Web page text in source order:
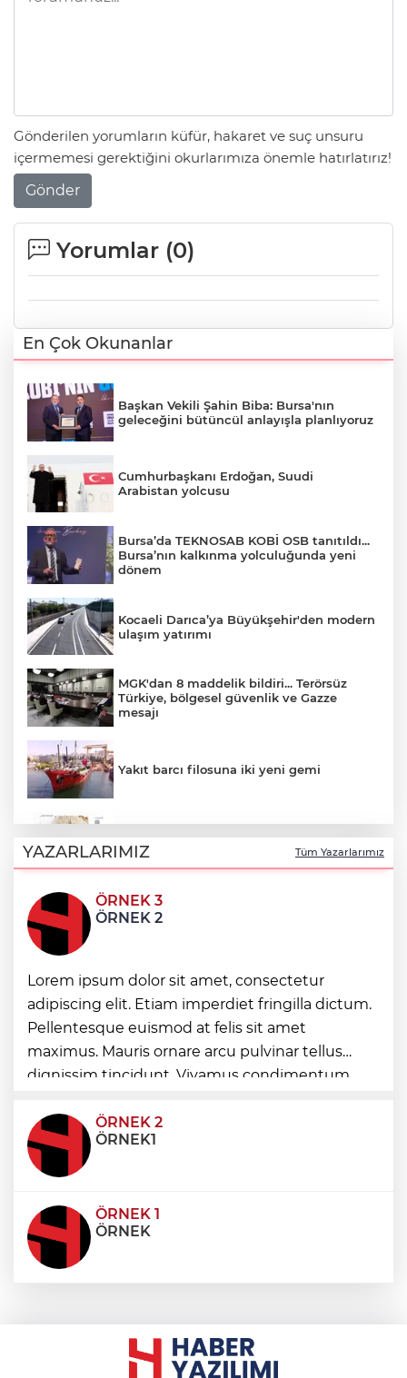
Gönderilen yorumların küfür, hakaret ve suç unsuru
içermemesi gerektiğini okurlarımıza önemle hatırlatırız!
Gönder
Yorumlar (0)
En Çok Okunanlar
Başkan Vekili Şahin Biba: Bursa'nın
geleceğini bütüncül anlayışla planlıyoruz
Cumhurbaşkanı Erdoğan, Suudi
Arabistan yolcusu
Bursa’da TEKNOSAB KOBİ OSB tanıtıldı...
Bursa’nın kalkınma yolculuğunda yeni
dönem
Kocaeli Darıca’ya Büyükşehir'den modern
ulaşım yatırımı
MGK'dan 8 maddelik bildiri... Terörsüz
Türkiye, bölgesel güvenlik ve Gazze
mesajı
Yakıt barcı filosuna iki yeni gemi
tek platformda
Türkiye ile Vietnam arasında 'hava'da
yeni dönem... Sefer kapasitesi artırıldı
Görevden uzaklaştırılan Utku Caner
Çaykara hakkında tahliye kararı
Fındık alım fiyatları açıklandı... Alımlar 24
Ağustos'ta başlıyor
YAZARLARIMIZ Tüm Yazarlarımız
ÖRNEK 3
ÖRNEK 2
Lorem ipsum dolor sit amet, consectetur
adipiscing elit. Etiam imperdiet fringilla dictum.
Pellentesque euismod at felis sit amet
maximus. Mauris ornare arcu pulvinar tellus
dignissim tincidunt. Vivamus condimentum
condimentum eros et, faucibus sapien. Praese
ÖRNEK 2
ÖRNEK1
ÖRNEK 1
ÖRNEK